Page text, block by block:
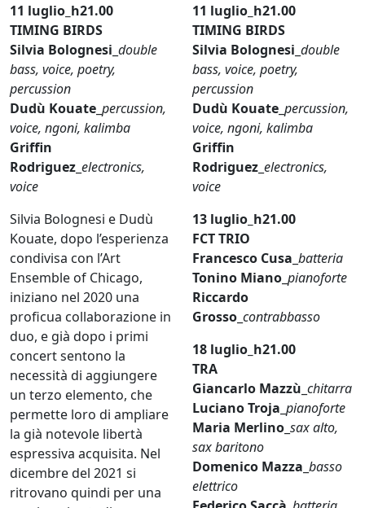
11 luglio_h21.00
TIMING BIRDS
Silvia Bolognesi double
bass, voice, poetry,
percussion
Dudù Kouate percussion,
voice, ngoni, kalimba
Griffin
Rodriguez electronics,
voice
Silvia Bolognesi e Dudù
Kouate, dopo l’esperienza
condivisa con l’Art
Ensemble of Chicago,
iniziano nel 2020 una
proficua collaborazione in
duo, e già dopo i primi
concert sentono la
necessità di aggiungere
un terzo elemento, che
permette loro di ampliare
la già notevole libertà
espressiva acquisita. Nel
dicembre del 2021 si
ritrovano quindi per una
11 luglio_h21.00
TIMING BIRDS
Silvia Bolognesi double
bass, voice, poetry,
percussion
Dudù Kouate percussion,
voice, ngoni, kalimba
Griffin
Rodriguez electronics,
voice
13 luglio_h21.00
FCT TRIO
Francesco Cusa batteria
Tonino Miano pianoforte
Riccardo
Grosso contrabbasso
18 luglio_h21.00
TRA
Giancarlo Mazzù chitarra
Luciano Troja pianoforte
Maria Merlino sax alto,
sax baritono
Domenico Mazza basso
elettrico